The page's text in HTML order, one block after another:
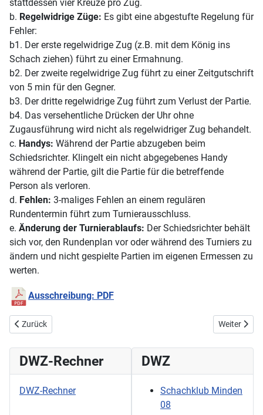
stattdessen vier Kreuze pro Zug.
b. Regelwidrige Züge: Es gibt eine abgestufte Regelung für
Fehler:
b1. Der erste regelwidrige Zug (z.B. mit dem König ins
Schach ziehen) führt zu einer Ermahnung.
b2. Der zweite regelwidrige Zug führt zu einer Zeitgutschrift
von 5 min für den Gegner.
b3. Der dritte regelwidrige Zug führt zum Verlust der Partie.
b4. Das versehentliche Drücken der Uhr ohne
Zugausführung wird nicht als regelwidriger Zug behandelt.
c. Handys: Während der Partie abzugeben beim
Schiedsrichter. Klingelt ein nicht abgegebenes Handy
während der Partie, gilt die Partie für die betreffende
Person als verloren.
d. Fehlen: 3-maliges Fehlen an einem regulären
Rundentermin führt zum Turnierausschluss.
e. Änderung der Turnierablaufs: Der Schiedsrichter behält
sich vor, den Rundenplan vor oder während des Turniers zu
ändern und nicht gespielte Partien im eigenen Ermessen zu
werten.
Ausschreibung: PDF
Vorheriger Beitrag: Viktor Halle Jugendvereinsmeister 2026
Zurück Nächster
Weiter
DWZ-Rechner
DWZ-Rechner
DWZ
Schachklub Minden
08